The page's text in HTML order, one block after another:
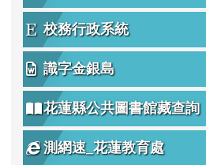
校務行政系統
識字金銀島
花蓮縣公共圖書館藏查詢
測網速_花蓮教育處